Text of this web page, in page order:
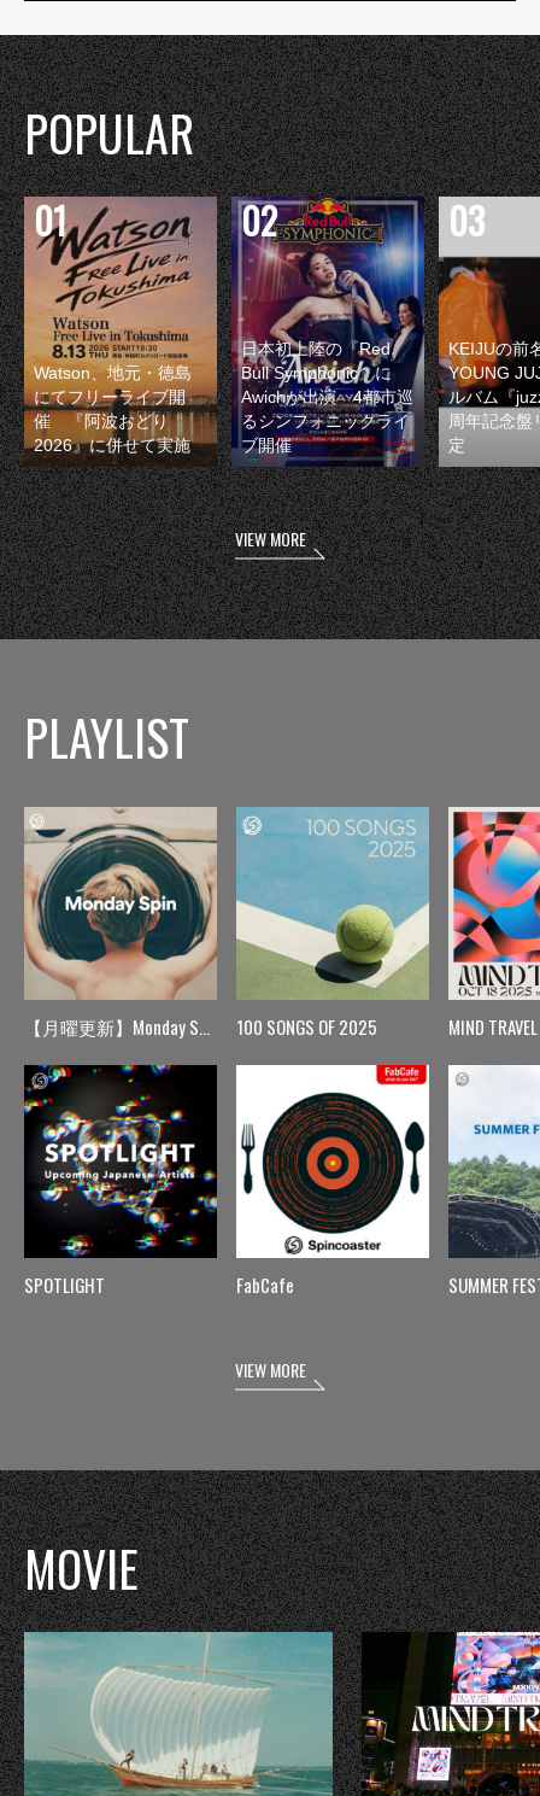
POPULAR
Watson、地元・徳島
にてフリーライブ開
催 『阿波おどり
2026』に併せて実施
日本初上陸の『Red
Bull Symphonic』に
Awichが出演 4都市巡
るシンフォニックライ
ブ開催
KEIJUの前
YOUNG
ルバム『
周年記念盤
定
VIEW MORE
PLAYLIST
【月曜更新】Monday Spin
SPOTLIGHT
100 SONGS OF 2025
FabCafe
MIND TRAVEL
SUMMER
VIEW MORE
MOVIE